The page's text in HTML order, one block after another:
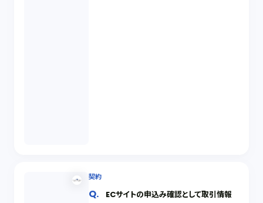
契約
ECサイトの申込み確認として取引情報